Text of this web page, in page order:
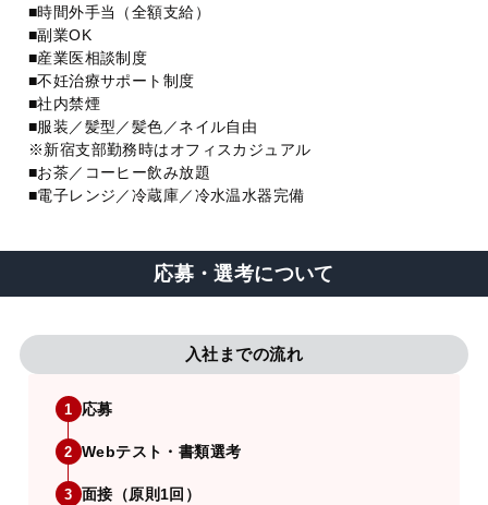
■時間外手当（全額支給）
■副業OK
■産業医相談制度
■不妊治療サポート制度
■社内禁煙
■服装／髪型／髪色／ネイル自由
※新宿支部勤務時はオフィスカジュアル
■お茶／コーヒー飲み放題
■電子レンジ／冷蔵庫／冷水温水器完備
応募・選考について
入社までの流れ
1 応募
2 Webテスト・書類選考
3 面接（原則1回）